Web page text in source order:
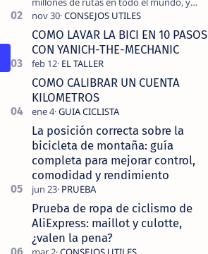
COROS , marca de dispositivos GPS
reconocida mundialmente por su
tecnolo…
COMO LAVAR LA BICI EN 10 PASOS
CON YANICH-THE-MECHANIC
COMO CALIBRAR UN CUENTA
KILOMETROS
La posición correcta sobre la
bicicleta de montaña: guía
completa para mejorar control,
comodidad y rendimiento
Prueba de ropa de ciclismo de
AliExpress: maillot y culotte,
¿valen la pena?